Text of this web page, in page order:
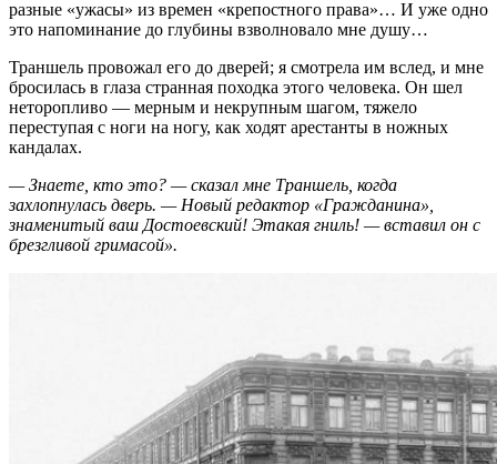
разные «ужасы» из времен «крепостного права»… И уже одно
это напоминание до глубины взволновало мне душу…
Траншель провожал его до дверей; я смотрела им вслед, и мне
бросилась в глаза странная походка этого человека. Он шел
неторопливо — мерным и некрупным шагом, тяжело
переступая с ноги на ногу, как ходят арестанты в ножных
кандалах.
— Знаете, кто это? — сказал мне Траншель, когда
захлопнулась дверь. — Новый редактор «Гражданина»,
знаменитый ваш Достоевский! Этакая гниль! — вставил он с
брезгливой гримасой».